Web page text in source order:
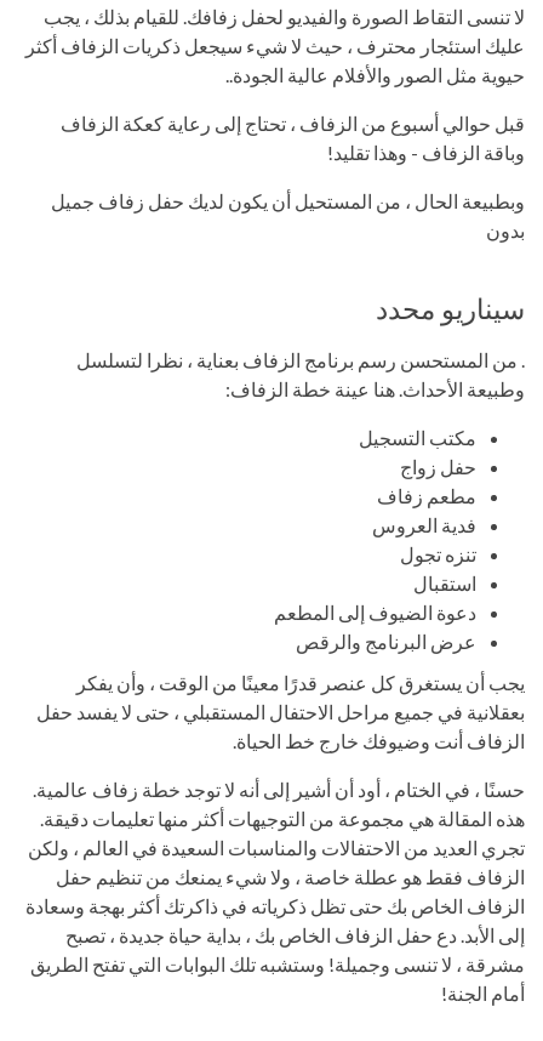
لا تنسى التقاط الصورة والفيديو لحفل زفافك. للقيام بذلك ، يجب
عليك استئجار محترف ، حيث لا شيء سيجعل ذكريات الزفاف أكثر
حيوية مثل الصور والأفلام عالية الجودة..
قبل حوالي أسبوع من الزفاف ، تحتاج إلى رعاية كعكة الزفاف
وباقة الزفاف - وهذا تقليد!
وبطبيعة الحال ، من المستحيل أن يكون لديك حفل زفاف جميل
بدون
سيناريو محدد
. من المستحسن رسم برنامج الزفاف بعناية ، نظرا لتسلسل
وطبيعة الأحداث. هنا عينة خطة الزفاف:
مكتب التسجيل
حفل زواج
مطعم زفاف
فدية العروس
تنزه تجول
استقبال
دعوة الضيوف إلى المطعم
عرض البرنامج والرقص
يجب أن يستغرق كل عنصر قدرًا معينًا من الوقت ، وأن يفكر
بعقلانية في جميع مراحل الاحتفال المستقبلي ، حتى لا يفسد حفل
الزفاف أنت وضيوفك خارج خط الحياة.
حسنًا ، في الختام ، أود أن أشير إلى أنه لا توجد خطة زفاف عالمية.
هذه المقالة هي مجموعة من التوجيهات أكثر منها تعليمات دقيقة.
تجري العديد من الاحتفالات والمناسبات السعيدة في العالم ، ولكن
الزفاف فقط هو عطلة خاصة ، ولا شيء يمنعك من تنظيم حفل
الزفاف الخاص بك حتى تظل ذكرياته في ذاكرتك أكثر بهجة وسعادة
إلى الأبد. دع حفل الزفاف الخاص بك ، بداية حياة جديدة ، تصبح
مشرقة ، لا تنسى وجميلة! وستشبه تلك البوابات التي تفتح الطريق
أمام الجنة!